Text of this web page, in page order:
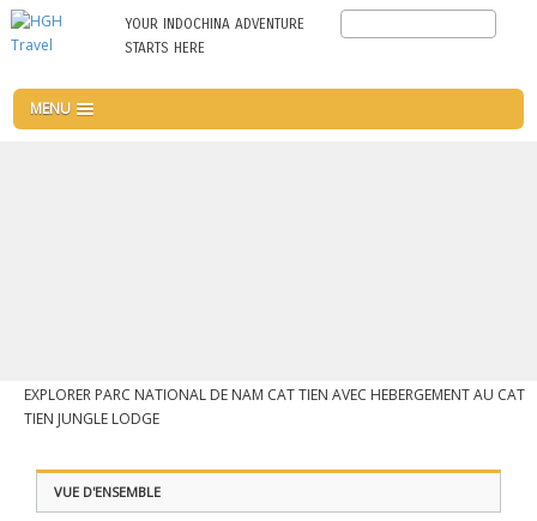
Aller
au
YOUR INDOCHINA ADVENTURE
STARTS HERE
Search
MENU
EXPLORER PARC NATIONAL DE NAM CAT TIEN AVEC HEBERGEMENT AU CAT
TIEN JUNGLE LODGE
VUE D'ENSEMBLE